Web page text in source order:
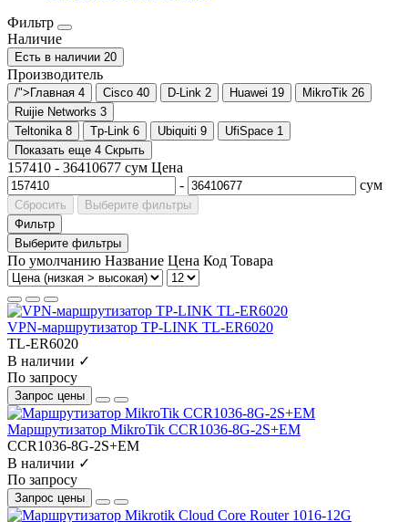
Фильтр
Наличие
Есть в наличии 20
Производитель
/">Главная 4 Cisco 40 D-Link 2 Huawei 19 MikroTik 26
Ruijie Networks 3
Teltonika 8 Tp-Link 6 Ubiquiti 9 UfiSpace 1
Показать еще 4 Скрыть
157410 - 36410677 сум Цена
-
сум
Сбросить
Выберите фильтры
Фильтр
Выберите фильтры
По умолчанию Название Цена Код Товара
VPN‑маршрутизатор TP-LINK TL-ER6020
TL-ER6020
В наличии ✓
По запросу
Запрос цены
Маршрутизатор MikroTik CCR1036-8G-2S+EM
CCR1036-8G-2S+EM
В наличии ✓
По запросу
Запрос цены